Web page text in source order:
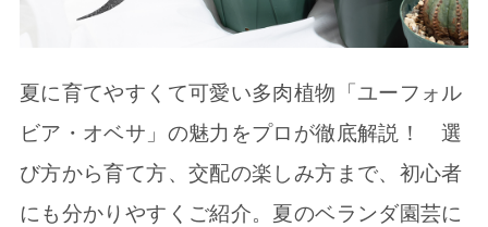
夏に育てやすくて可愛い多肉植物「ユーフォル
ビア・オベサ」の魅力をプロが徹底解説！ 選
び方から育て方、交配の楽しみ方まで、初心者
にも分かりやすくご紹介。夏のベランダ園芸に